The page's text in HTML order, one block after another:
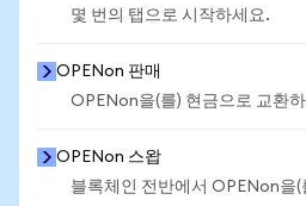
몇 번의 탭으로 시작하세요.
OPENon 판매
OPENon을(를) 현금으로 교환
OPENon 스왑
블록체인 전반에서 OPENon을(